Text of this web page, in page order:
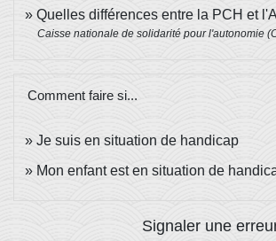
Quelles différences entre la PCH et
Caisse nationale de solidarité pour l'autonomie
Comment faire si...
Je suis en situation de handicap
Mon enfant est en situation de
Signaler une